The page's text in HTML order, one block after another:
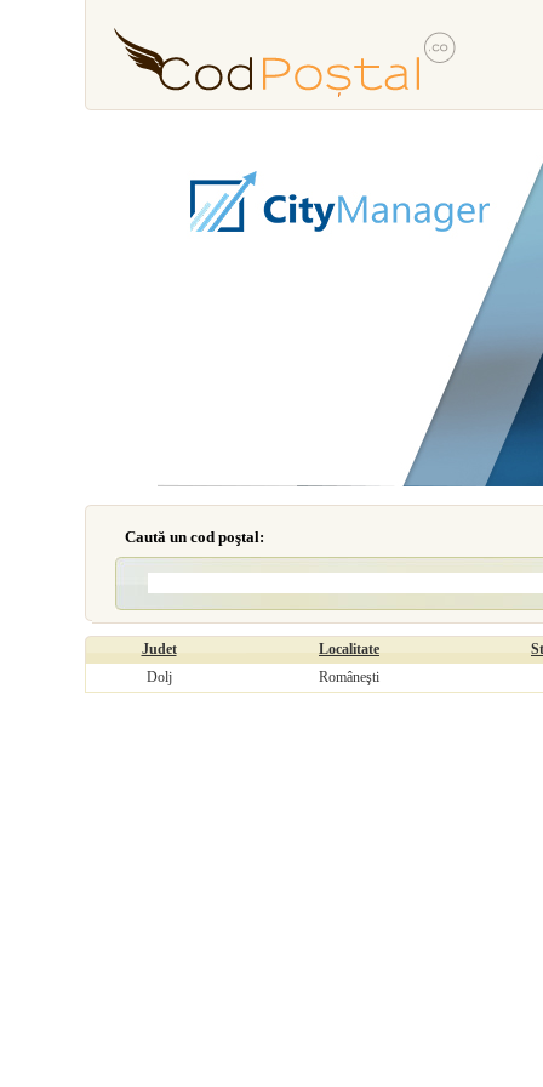
Caută un cod poştal:
Judet Localitate
Dolj
Româneşti